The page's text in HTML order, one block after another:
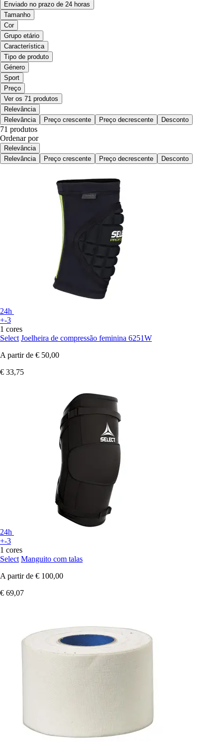
Enviado no prazo de 24 horas
Tamanho
Cor
Grupo etário
Característica
Tipo de produto
Género
Sport
Preço
Ver os 71 produtos
Relevância
Relevância
Preço crescente Preço decrescente Desconto
71 produtos
Ordenar por
Relevância
Relevância
Preço crescente Preço decrescente Desconto
24h
+-3
1 cores
Select Joelheira de compressão feminina 6251W
A partir de € 50,00
€ 33,75
24h
+-3
1 cores
Select Manguito com talas
A partir de € 100,00
€ 69,07